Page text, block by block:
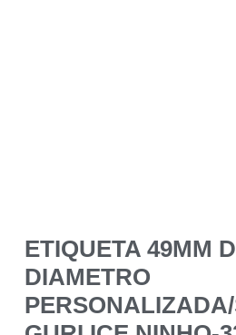
ETIQUETA 49MM
DIAMETRO